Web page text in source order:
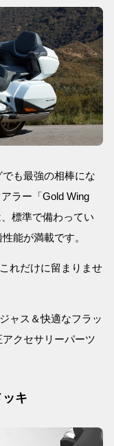
も最強の相棒にな
ラー「Gold Wing
標準で備わってい
能が満載です。
れだけに留まりませ
ャス＆快適なフラッ
クセサリーパーツ
キ